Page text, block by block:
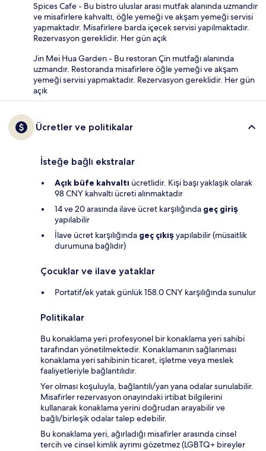
Spices Cafe - Bu bistro uluslar arası mutfak alanında uzmandır
ve misafirlere kahvaltı, öğle yemeği ve akşam yemeği servisi
yapmaktadır. Misafirlere barda içecek servisi yapılmaktadır.
Rezervasyon gereklidir. Her gün açık
Jin Mei Hua Garden - Bu restoran Çin mutfağı alanında
uzmandır. Restoranda misafirlere öğle yemeği ve akşam
yemeği servisi yapmaktadır. Rezervasyon gereklidir. Her gün
açık
Ücretler ve politikalar
İsteğe bağlı ekstralar
Açık büfe kahvaltı ücretlidir. Kişi başı yaklaşık olarak
98 CNY kahvaltı ücreti alınmaktadır
14 ve 20 arasında ilave ücret karşılığında geç giriş
yapılabilir
İlave ücret karşılığında geç çıkışyapılabilir (müsaitlik
durumuna bağlıdır)
Çocuklar ve ilave yataklar
Portatif/ek yatak günlük 158.0 CNY karşılığında sunulur
Politikalar
Bu konaklama yeri profesyonel bir konaklama yeri sahibi
tarafından yönetilmektedir. Konaklamanın sağlanması
konaklama yeri sahibinin ticaret, işletme veya meslek
faaliyetleriyle bağlantılıdır.
Yer olması koşuluyla, bağlantılı/yan yana odalar sunulabilir.
Misafirler rezervasyon onayındaki irtibat bilgilerini
kullanarak konaklama yerini doğrudan arayabilir ve
bağlı/birleşik odalar talep edebilir.
Bu konaklama yeri, ağırladığı misafirler arasında cinsel
tercih ve cinsel kimlik ayrımı gözetmez (LGBTQ+ bireyler